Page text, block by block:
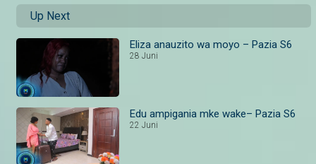
Up Next
Eliza anauzito wa moyo – Pazia S6
28 Juni
Edu ampigania mke wake– Pazia S6
22 Juni